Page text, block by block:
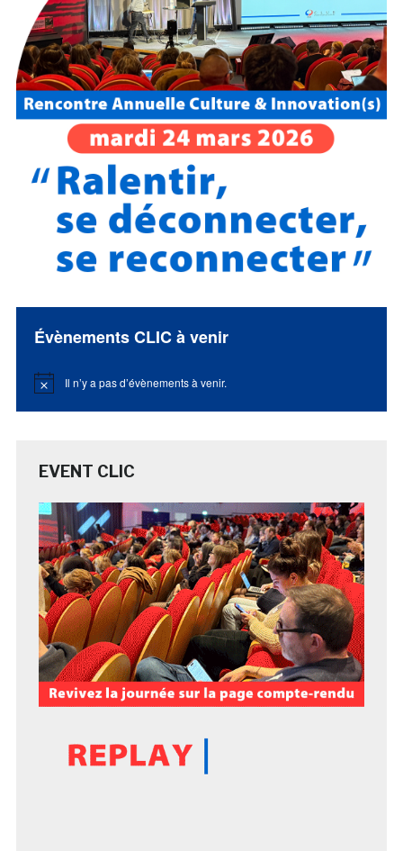
Évènements CLIC à venir
Notice Il n’y a pas d’évènements à venir.
EVENT CLIC